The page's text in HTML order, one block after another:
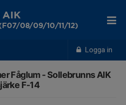
Logga in
AIK
(F07/08/09/10/11/12)
Fåglum - Sollebrunns AIK
F-14